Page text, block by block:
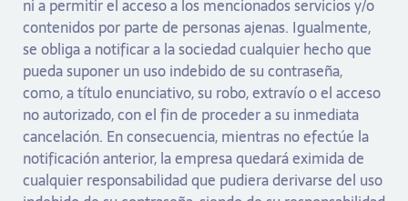
ni a permitir el acceso a los mencionados servicios y/o
contenidos por parte de personas ajenas. Igualmente,
se obliga a notificar a la sociedad cualquier hecho que
pueda suponer un uso indebido de su contraseña,
como, a título enunciativo, su robo, extravío o el acceso
no autorizado, con el fin de proceder a su inmediata
cancelación. En consecuencia, mientras no efectúe la
notificación anterior, la empresa quedará eximida de
cualquier responsabilidad que pudiera derivarse del uso